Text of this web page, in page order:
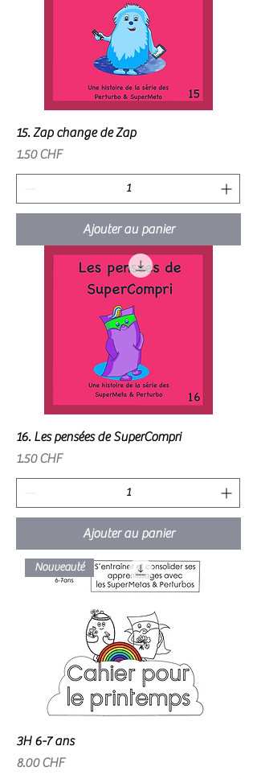
15. Zap change de Zap
Prix
1.50 CHF
Ajouter au panier
16. Les pensées de SuperCompri
Prix
1.50 CHF
Ajouter au panier
Nouveauté
3H 6-7 ans
Prix
8.00 CHF